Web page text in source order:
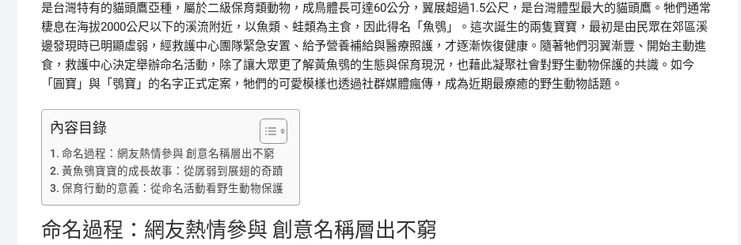
是台灣特有的貓頭鷹亞種，屬於二級保育類動物，成鳥體長可達60公分，翼展超過1.5公尺，是台灣體型最大的貓頭鷹。牠們通常
棲息在海拔2000公尺以下的溪流附近，以魚類、蛙類為主食，因此得名「魚鴞」。這次誕生的兩隻寶寶，最初是由民眾在郊區溪
邊發現時已明顯虛弱，經救護中心團隊緊急安置、給予營養補給與醫療照護，才逐漸恢復健康。隨著牠們羽翼漸豐、開始主動進
食，救護中心決定舉辦命名活動，除了讓大眾更了解黃魚鴞的生態與保育現況，也藉此凝聚社會對野生動物保護的共識。如今
「圓寶」與「鴞寶」的名字正式定案，牠們的可愛模樣也透過社群媒體瘋傳，成為近期最療癒的野生動物話題。
內容目錄
命名過程：網友熱情參與 創意名稱層出不窮
黃魚鴞寶寶的成長故事：從孱弱到展翅的奇蹟
保育行動的意義：從命名活動看野生動物保護
命名過程：網友熱情參與 創意名稱層出不窮